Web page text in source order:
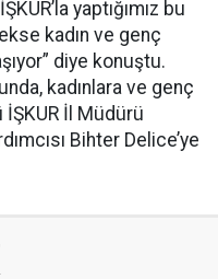
yaptığımız bu
kadın ve genç
diye konuştu.
kadınlara ve genç
İŞKUR İl Müdürü
Bihter Delice’ye